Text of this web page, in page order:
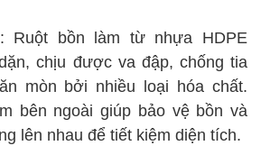
Ruột bồn làm từ nhựa HDPE
chịu được va đập, chống tia
mòn bởi nhiều loại hóa chất.
bên ngoài giúp bảo vệ bồn và
lên nhau để tiết kiệm diện tích.